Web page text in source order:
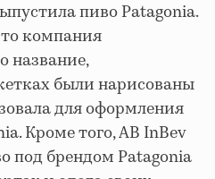
пиво Patagonia.
компания
название,
были нарисованы
для оформления
Кроме того, AB InBev
под брендом Patagonia